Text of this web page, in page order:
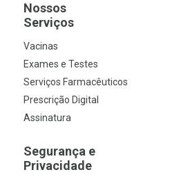
Nossos
Serviços
Vacinas
Exames e Testes
Serviços Farmacêuticos
Prescrição Digital
Assinatura
Segurança e
Privacidade